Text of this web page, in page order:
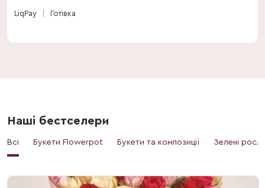
LiqPay Готівка
Наші бестселери
Всі Букети Flowerpot Букети та композиції Зелені